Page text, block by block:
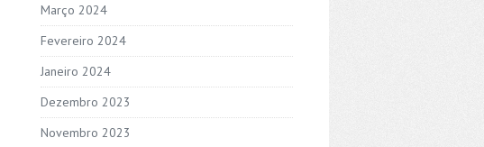
Março 2024
Fevereiro 2024
Janeiro 2024
Dezembro 2023
Novembro 2023